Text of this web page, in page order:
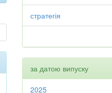
стратегія
за датою випуску
2025